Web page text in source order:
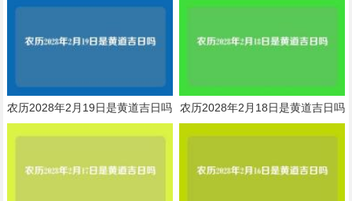
农历2028年2月19日是黄道吉日吗 农历2028年2月18日是黄道吉日吗